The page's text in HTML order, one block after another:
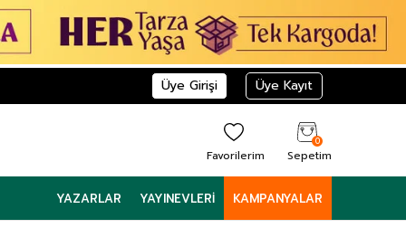
Üye Girişi Üye Kayıt
Favorilerim
0
Sepetim
YAZARLAR YAYINEVLERI KAMPANYALAR